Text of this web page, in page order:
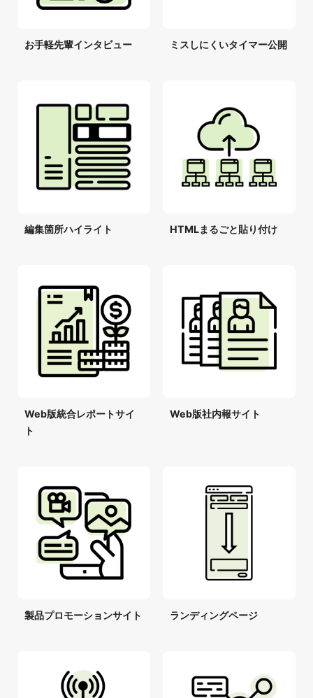
お手軽先輩インタビュー ミスしにくいタイマー公開
編集箇所ハイライト HTMLまるごと貼り付け
Web版統合レポートサイ
ト
Web版社内報サイト
製品プロモーションサイト ランディングページ